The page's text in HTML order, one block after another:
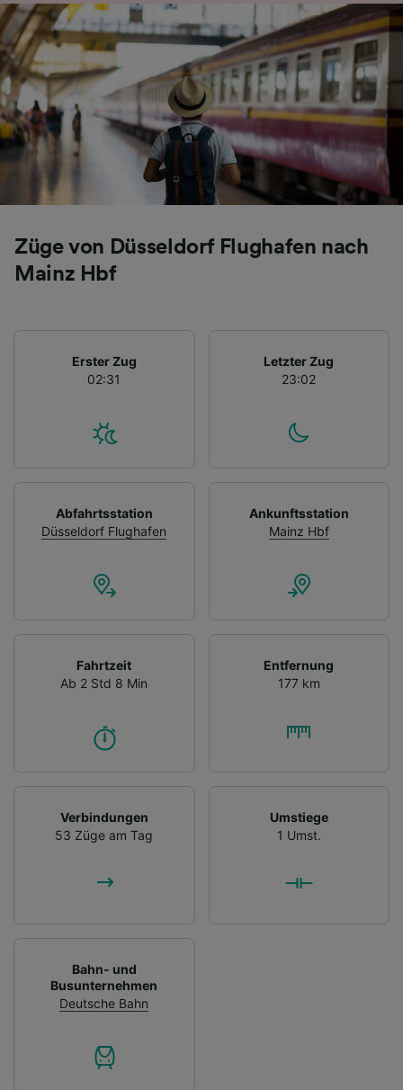
Züge von Düsseldorf Flughafen nach
Mainz Hbf
Erster Zug
02:31
Letzter Zug
23:02
Abfahrtsstation
Düsseldorf Flughafen
Ankunftsstation
Mainz Hbf
Fahrtzeit
Ab 2 Std 8 Min
Entfernung
177 km
Verbindungen
53 Züge am Tag
Umstiege
1 Umst.
Bahn- und
Busunternehmen
Deutsche Bahn
Folgendes bereitzustellen:
Verwendung genauer Standortdaten.
Endgeräteeigenschaften zur Identifikation
aktiv abfragen. Speichern von oder Zugriff auf
Informationen auf einem Endgerät.
Personalisierte Werbung und Inhalte, Messung
von Werbeleistung und der Performance von
Inhalten, Zielgruppenforschung sowie
Entwicklung und Verbesserung von
Angeboten.